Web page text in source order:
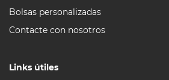
Bolsas personalizadas
Contacte con nosotros
Links útiles